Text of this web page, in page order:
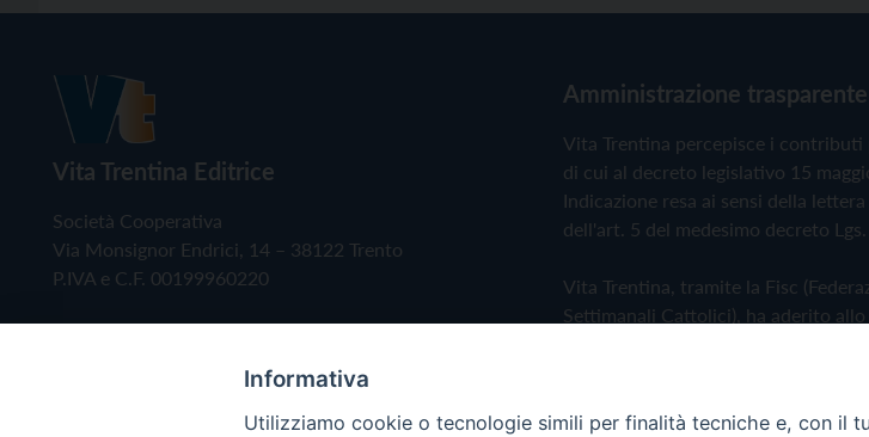
Vita Trentina Editrice
Società Cooperativa
Via Monsignor Endrici, 14 – 38122 Trento
P.IVA e C.F. 00199960220
Amministrazione trasparente
Vita Trentina percepisce i
di cui al decreto legislativo 15
Indicazione resa ai sensi della
dell'art. 5 del medesimo decreto Lgs.
Vita Trentina, tramite la Fisc
Settimanali Cattolici), ha aderito
Privacy Policy Cookie Policy
Informativa
Utilizziamo cookie o tecnologie simili per finalità tecniche e, con il